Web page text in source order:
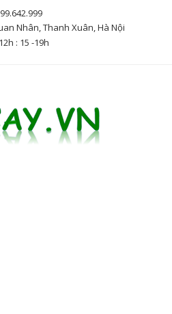
Nhân, Thanh Xuân, Hà Nội
: 15 -19h